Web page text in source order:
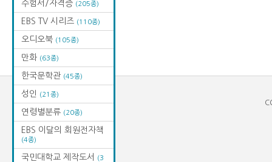
수험서/자격증 (205종)
EBS TV 시리즈 (110종)
오디오북 (105종)
만화 (63종)
한국문학관 (45종)
성인 (21종)
연령별분류 (20종)
EBS 이달의 회원전자책
(4종)
국민대학교 제작도서
(3